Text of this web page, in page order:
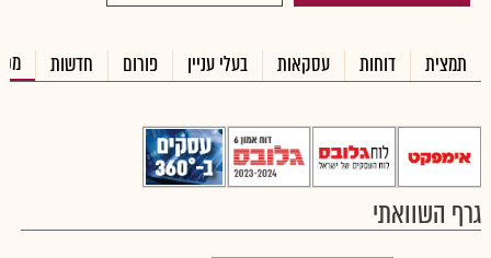
תמצית דוחות עסקאות בעלי עניין פורום חדשות
גרף השוואתי